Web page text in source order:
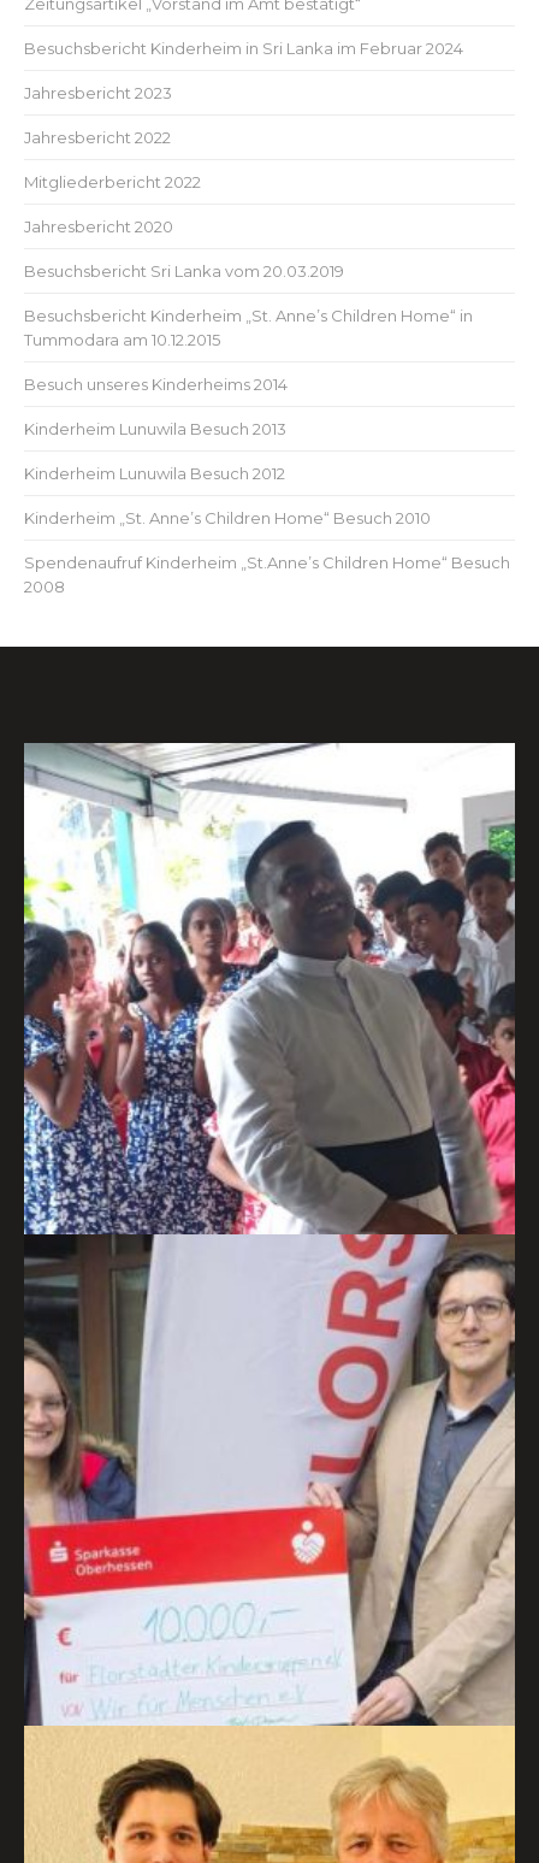
Besuchsbericht Kinderheim in Sri Lanka im Februar 2024
Jahresbericht 2023
Jahresbericht 2022
Mitgliederbericht 2022
Jahresbericht 2020
Besuchsbericht Sri Lanka vom 20.03.2019
Besuchsbericht Kinderheim „St. Anne’s Children Home“ in
Tummodara am 10.12.2015
Besuch unseres Kinderheims 2014
Kinderheim Lunuwila Besuch 2013
Kinderheim Lunuwila Besuch 2012
Kinderheim „St. Anne’s Children Home“ Besuch 2010
Spendenaufruf Kinderheim „St.Anne’s Children Home“ Besuch
2008